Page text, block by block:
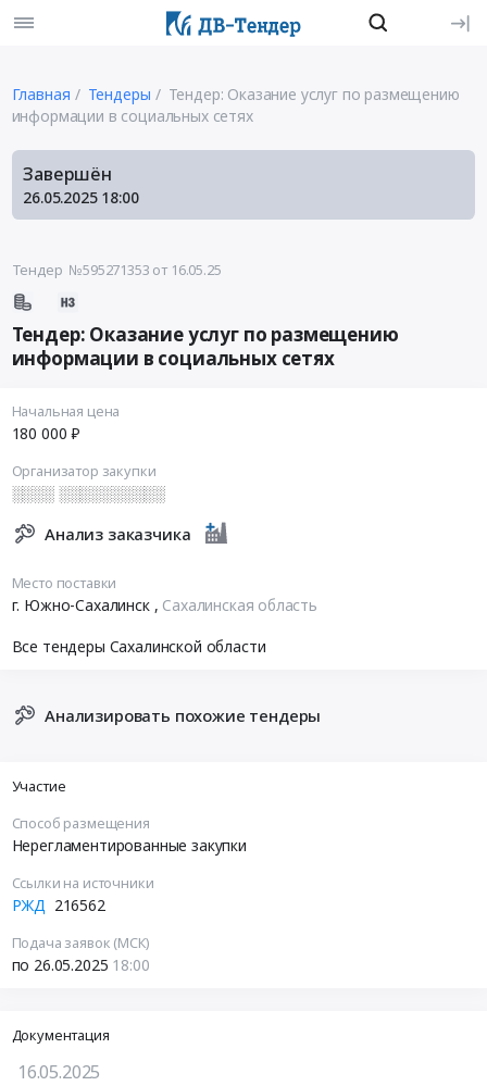
Главная Тендеры
Тендер: Оказание услуг по размещению
информации в социальных сетях
Завершён
26.05.2025 18:00
Тендер №595271353 от 16.05.25
Тендер: Оказание услуг по размещению
информации в социальных сетях
Начальная цена
180 000 ₽
Организатор закупки
░░░░ ░░░░░░░░░░
Анализ заказчика
Место поставки
г. Южно-Сахалинск , Сахалинская область
Все тендеры Сахалинской области
Анализировать похожие тендеры
Участие
Способ размещения
Нерегламентированные закупки
Ссылки на источники
РЖД 216562
Подача заявок (МСК)
по 26.05.2025 18:00
Документация
16.05.2025